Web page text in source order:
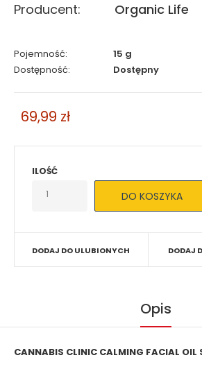
Producent: Organic Life
Pojemność:
15 g
Dostępność:
Dostępny
69,99 zł
ILOŚĆ
DODAJ DO ULUBIONYCH DODAJ
Opis
CANNABIS CLINIC CALMING FACIAL OIL